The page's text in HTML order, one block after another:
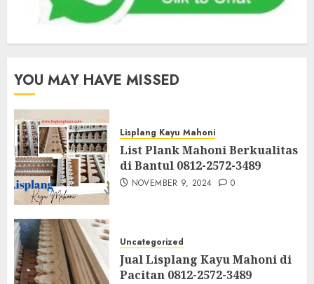
YOU MAY HAVE MISSED
Lisplang Kayu Mahoni
List Plank Mahoni Berkualitas
di Bantul 0812-2572-3489
NOVEMBER 9, 2024 0
Uncategorized
Jual Lisplang Kayu Mahoni di
Pacitan 0812-2572-3489